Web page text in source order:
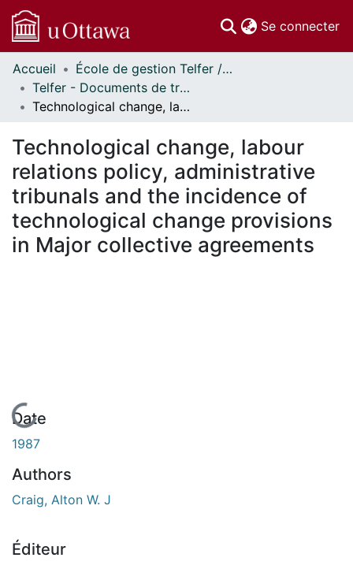
Se connecter
Communautés
et collections
Parcourir
À propos
Accueil
École de gestion Telfer // Telfer School of Management
Telfer - Documents de travail // Telfer - Working Papers
Technological change, labour relations policy, administrative tribunals and the incidence of technological change provisions in Major collective agreements
Technological change, labour
relations policy, administrative
tribunals and the incidence of
technological change provisions
in Major collective agreements
En cours de chargement...
Date
1987
Authors
Craig, Alton W. J
Éditeur